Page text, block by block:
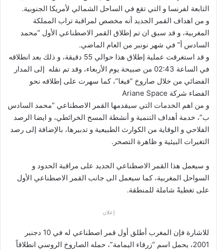
التابعة لفرنسا و التي تقع في الساحل الشمالي لأمريكا الجنوبية.
و من اهداف القمر الجديد أنه مخصص لمراقبة تراب المملكة
المغربية، و قد سبق ان تم إطلاق القمر الاصطناعي الأول “محمد
السادس أ” في شهر نونبر من العام الماضي.
و قد استغرقت عملية إطلاق هذا حوالي 55 دقيقة، و ذلك بعد انطلاقه
في الساعة 02:43 من صبيحة يوم الأربعاء، وقد تم نقله إلى المدار
الفضائي من خلال صاروخ “فيغا”، كما سهرت على إطلاقه نحو
الفضاء شركة Ariane Space
و من اهم الخدمات التي سيقدمها القمر الاصطناعي “محمد السادس
ب”، خدمة أهداف التنمية و أنشطة المسح الخرائطي، و ايضا الرصد
الفلاحي و الوقاية من الكوارث الطبيعية و تدبيرها، بالإضافة إلى رصد
التغيرات البيئية و ظاهرة التصحر.
و سيعمل هذا القمر الاصطناعي الجديد على مراقبة الحدود و
السواحل المغربية، كما سيعمل الى جانب القمر الاصطناعي الأول
على تغطيةً شاملة للمنطقة.
إعلان
للاشارة فإن المغرب أطلق أول قمر اصطناعي له في 10 دجنبر
2001، يحمل اسم “زرقاء اليمامة”، حمله الصاروخ الروسي انطلاقاً